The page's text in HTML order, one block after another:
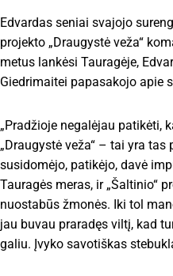
Edvardas seniai svajojo
projekto „Draugystė veža“
metus lankėsi Tauragėje,
Giedrimaitei papasakojo apie
„Pradžioje negalėjau patikėti,
„Draugystė veža“ – tai yra
susidomėjo, patikėjo, davė
Tauragės meras, ir „Šaltinio“
nuostabūs žmonės. Iki tol
jau buvau praradęs viltį, kad
galiu. Įvyko savotiškas